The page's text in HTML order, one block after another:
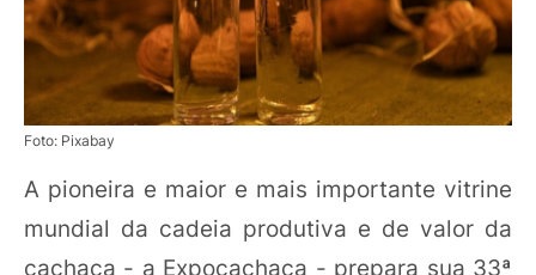
Foto: Pixabay
A pioneira e maior e mais importante vitrine
mundial da cadeia produtiva e de valor da
cachaça - a Expocachaça - prepara sua 33ª